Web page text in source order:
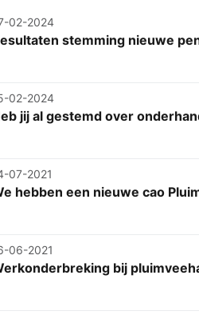
02-2024
stemming nieuwe
02-2024
jij al gestemd over
07-2021
hebben een nieuwe cao
06-2021
bij